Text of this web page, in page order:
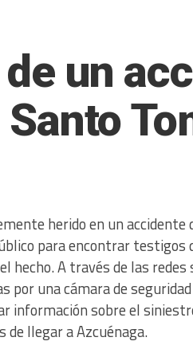
un
herido en un
para encontrar testigos
hecho. A través de las redes
por una cámara de
información sobre el
de llegar a Azcuénaga.